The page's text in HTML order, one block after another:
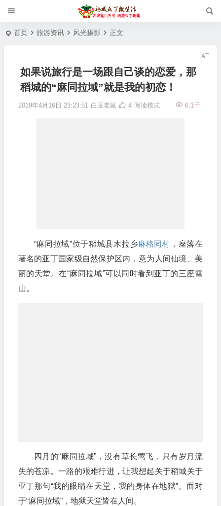
首页 旅游资讯 风光摄影 正文
如果说旅行是一场跟自己谈的恋爱，那
稻城的“麻同拉域”就是我的初恋！
2019年4月16日 23:23:51 白玉老鼠 6.1千
4 阅读模式
“麻同拉域”位于稻城县木拉乡麻格同村 ，座落在
著名的亚丁国家级自然保护区内，意为人间仙境、美
丽的天堂。在“麻同拉域”可以同时看到亚丁的三座雪
山。
四月的“麻同拉域”，没有草长莺飞，只有岁月流
失的苍凉。一路的艰难行进，让我想起关于稻城关于
亚丁那句“我的眼睛在天堂，我的身体在地狱”。而对
于“麻同拉域”，地狱天堂皆在人间。